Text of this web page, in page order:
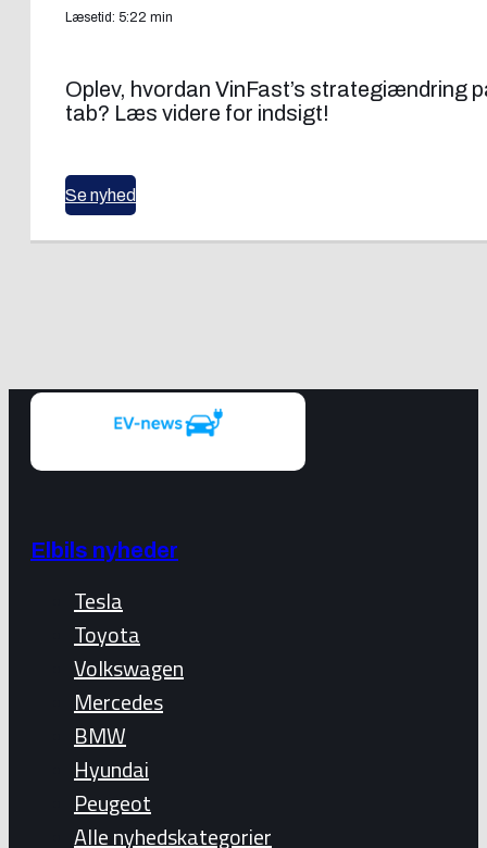
Læsetid: 5:22 min
Oplev, hvordan VinFast’s strategiændring
tab? Læs videre for indsigt!
Se nyhed
Elbils nyheder
Tesla
Toyota
Volkswagen
Mercedes
BMW
Hyundai
Peugeot
Alle nyhedskategorier